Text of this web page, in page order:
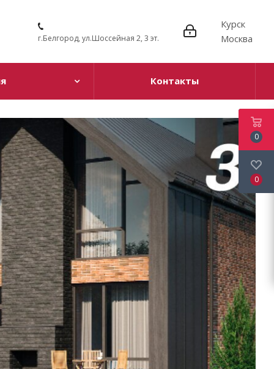
Курск
Москва
г.Белгород, ул.Шоссейная 2, 3 эт.
Контакты
0
0